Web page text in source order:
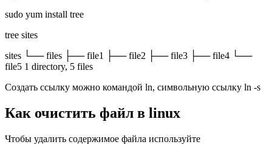
sudo yum install tree
tree sites
sites └── files ├── file1 ├── file2 ├── file3 ├── file4 └──
file5 1 directory, 5 files
Создать ссылку можно командой ln, символьную ссылку ln -s
Как очистить файл в linux
Чтобы удалить содержимое файла используйте